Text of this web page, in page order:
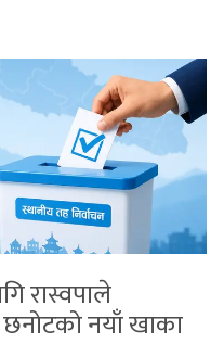
रास्वपाले
छनोटको नयाँ खाका